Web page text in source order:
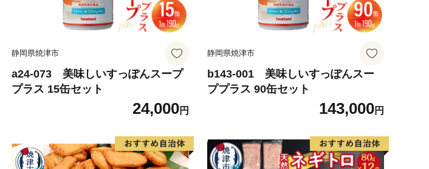
静岡県焼津市
a24-073 美味しいすっぽんスープ
プラス 15缶セット
24,000円
静岡県焼津市
b143-001 美味しいすっぽんスー
ププラス 90缶セット
143,000円